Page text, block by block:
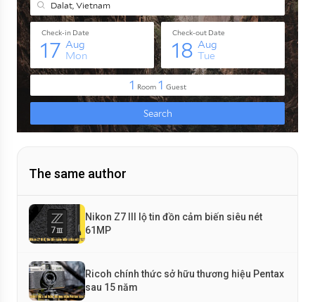
The same author
Nikon Z7 III lộ tin đồn cảm biến siêu nét
61MP
Ricoh chính thức sở hữu thương hiệu Pentax
sau 15 năm